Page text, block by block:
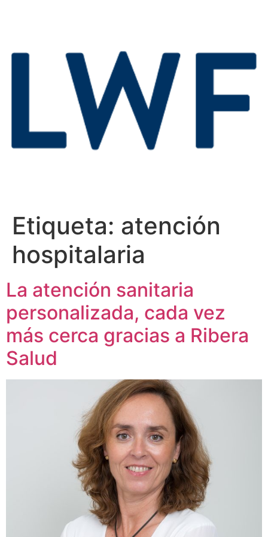
Etiqueta: atención
hospitalaria
La atención sanitaria
personalizada, cada vez
más cerca gracias a Ribera
Salud